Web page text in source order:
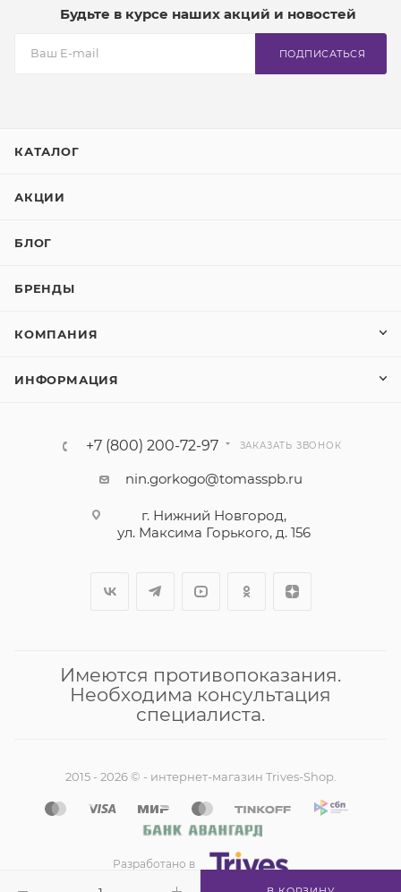
Будьте в курсе наших акций и новостей
ПОДПИСАТЬСЯ
КАТАЛОГ
АКЦИИ
БЛОГ
БРЕНДЫ
КОМПАНИЯ
ИНФОРМАЦИЯ
+7 (800) 200-72-97 ЗАКАЗАТЬ ЗВОНОК
nin.gorkogo@tomasspb.ru
г. Нижний Новгород,
ул. Максима Горького, д. 156
Имеются противопоказания.
Необходима консультация
специалиста.
2015 - 2026 © - интернет-магазин Trives-Shop.
Разработано в